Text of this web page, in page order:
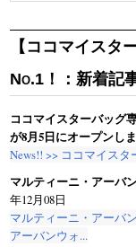
【ココマイスタ
No.1！：新着記
ココマイスターバッグ
が8月5日にオープンし
News!! >> ココマイス
マルティーニ・アーバ
年12月08日
マルティーニ・アーバ
アーバンウォ...